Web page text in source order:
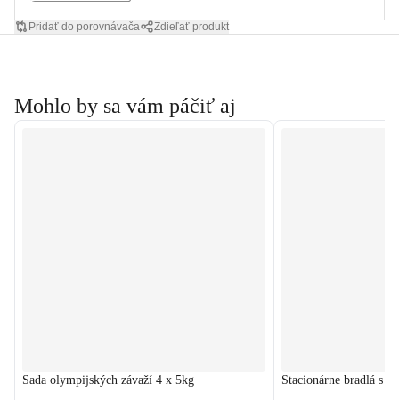
Pridať do porovnávača Zdieľať produkt
Mohlo by sa vám páčiť aj
Sada olympijských závaží 4 x 5kg Stacionárne bradlá s